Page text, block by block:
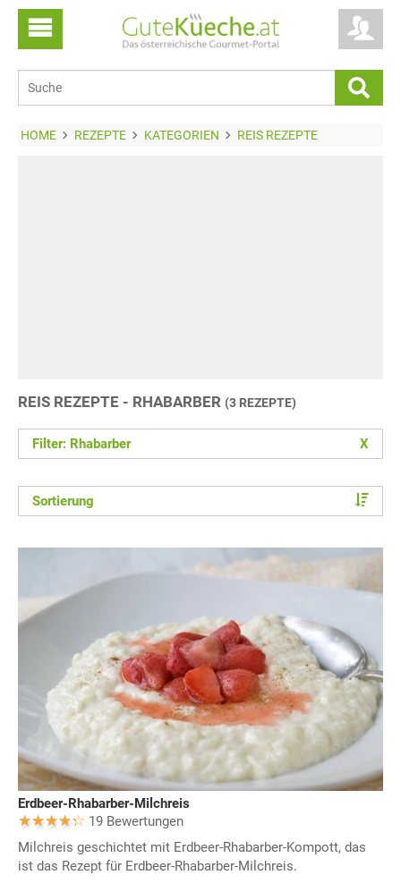
HOME REZEPTE KATEGORIEN REIS REZEPTE
REIS REZEPTE - RHABARBER (3 REZEPTE)
Filter: Rhabarber X
Sortierung
Erdbeer-Rhabarber-Milchreis
19 Bewertungen
Milchreis geschichtet mit Erdbeer-Rhabarber-Kompott, das
ist das Rezept für Erdbeer-Rhabarber-Milchreis.